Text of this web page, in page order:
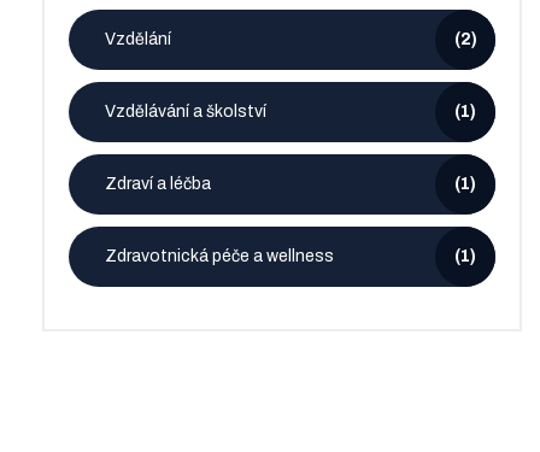
Vzdělání (2)
Vzdělávání a školství (1)
Zdraví a léčba (1)
Zdravotnická péče a wellness (1)